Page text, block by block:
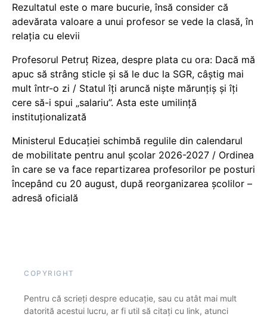
Rezultatul este o mare bucurie, însă consider că
adevărata valoare a unui profesor se vede la clasă, în
relația cu elevii
Profesorul Petruț Rizea, despre plata cu ora: Dacă mă
apuc să strâng sticle și să le duc la SGR, câștig mai
mult într-o zi / Statul îți aruncă niște mărunțiș și îți
cere să-i spui „salariu”. Asta este umilință
instituționalizată
Ministerul Educației schimbă regulile din calendarul
de mobilitate pentru anul școlar 2026-2027 / Ordinea
în care se va face repartizarea profesorilor pe posturi
începând cu 20 august, după reorganizarea școlilor –
adresă oficială
COPYRIGHT
Pentru că scrieți despre educație, sau cu atât mai mult
datorită acestui lucru, ar fi util să citați cu link, atunci